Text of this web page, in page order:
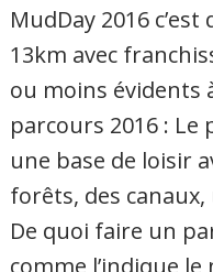
MudDay 2016 c’est
13km avec
ou moins évidents
parcours 2016 :
une base de loisir
forêts, des
De quoi faire un
comme l’indique